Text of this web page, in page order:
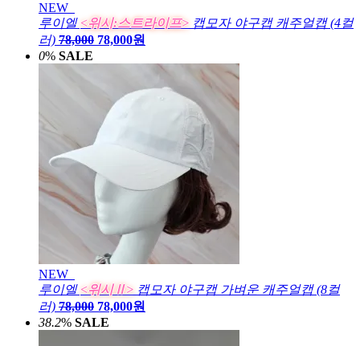
NEW
루이엘 <위시:스트라이프> 캡모자 야구캡 캐주얼캡 (4컬
러) 78,000 78,000원
0% SALE
NEW
루이엘 <위시Ⅱ> 캡모자 야구캡 가벼운 캐주얼캡 (8컬
러) 78,000 78,000원
38.2% SALE